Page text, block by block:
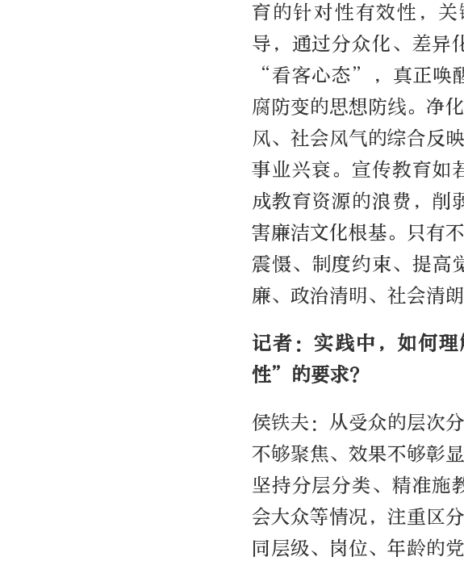
育的针对性有效性，
导，通过分众化、差异
“看客心态”，真正唤
腐防变的思想防线。净
风、社会风气的综合反
事业兴衰。宣传教育
成教育资源的浪费，
害廉洁文化根基。只有
震慑、制度约束、提高
廉、政治清明、社会清朗
记者：实践中，如何
性”的要求？
侯铁夫：从受众的层次
不够聚焦、效果不够彰
坚持分层分类、精准
会大众等情况，注重区
同层级、岗位、年龄的